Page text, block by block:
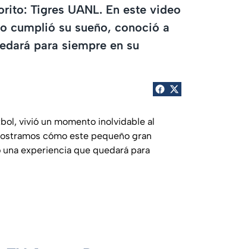
Tigres UANL. En este video
cumplió su sueño, conoció a
para siempre en su
vivió un momento inolvidable al
cómo este pequeño gran
experiencia que quedará para